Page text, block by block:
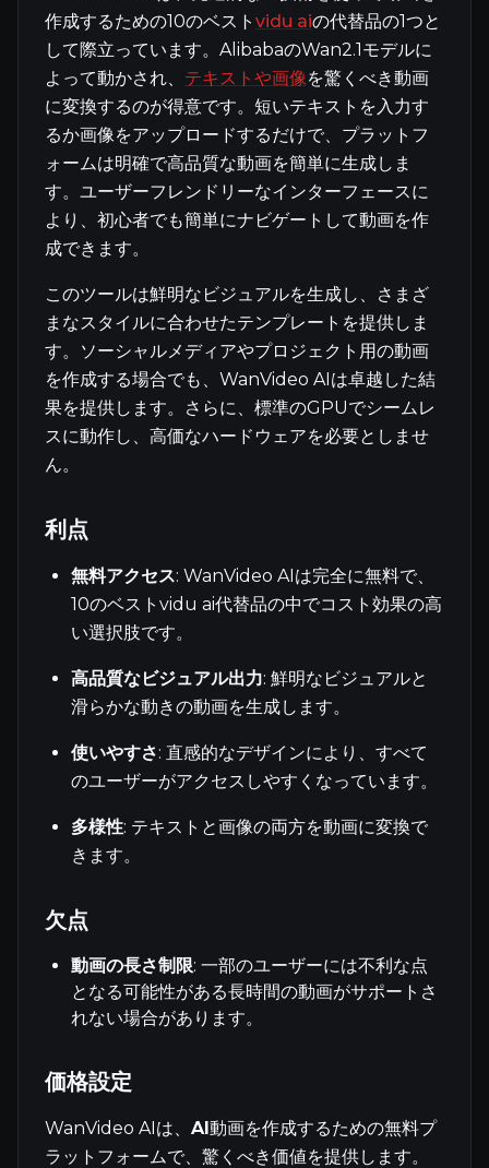
作成するための10のベスト vidu aiの代替品の1つと
して際立っています。AlibabaのWan2.1モデルに
よって動かされ、 テキストや画像を驚くべき動画
に変換するのが得意です。短いテキストを入力す
るか画像をアップロードするだけで、プラットフ
ォームは明確で高品質な動画を簡単に生成しま
す。ユーザーフレンドリーなインターフェースに
より、初心者でも簡単にナビゲートして動画を作
成できます。
このツールは鮮明なビジュアルを生成し、さまざ
まなスタイルに合わせたテンプレートを提供しま
す。ソーシャルメディアやプロジェクト用の動画
を作成する場合でも、WanVideo AIは卓越した結
果を提供します。さらに、標準のGPUでシームレ
スに動作し、高価なハードウェアを必要としませ
ん。
利点
無料アクセス: WanVideo AIは完全に無料で、
10のベストvidu ai代替品の中でコスト効果の高
い選択肢です。
高品質なビジュアル出力: 鮮明なビジュアルと
滑らかな動きの動画を生成します。
使いやすさ: 直感的なデザインにより、すべて
のユーザーがアクセスしやすくなっています。
多様性: テキストと画像の両方を動画に変換で
きます。
欠点
動画の長さ制限: 一部のユーザーには不利な点
となる可能性がある長時間の動画がサポートさ
れない場合があります。
価格設定
WanVideo AIは、 AI動画を作成するための無料プ
ラットフォームで、驚くべき価値を提供します。